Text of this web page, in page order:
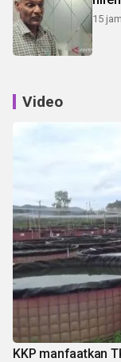
15
Video
KKP manfaatkan